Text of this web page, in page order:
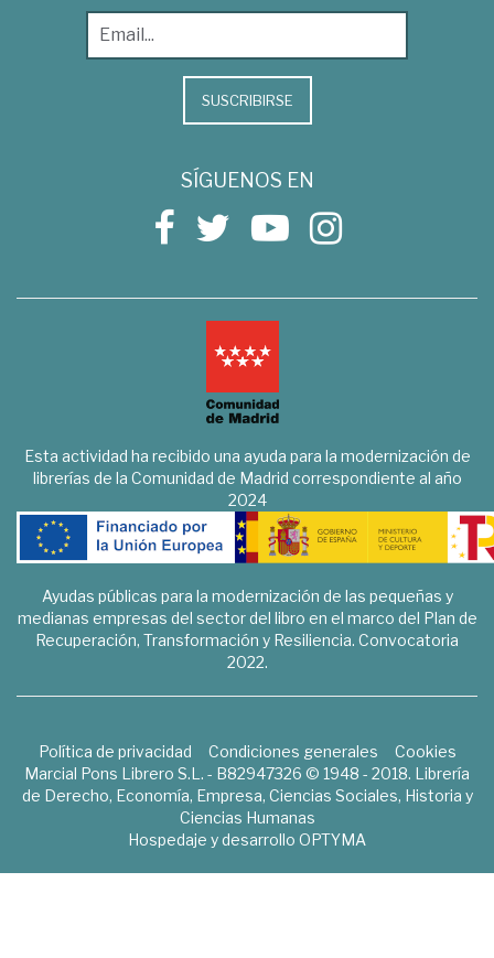
SUSCRIBIRSE
SÍGUENOS EN
Esta actividad ha recibido una ayuda para la modernización de
librerías de la Comunidad de Madrid correspondiente al año
2024
Ayudas públicas para la modernización de las pequeñas y
medianas empresas del sector del libro en el marco del Plan de
Recuperación, Transformación y Resiliencia. Convocatoria
2022.
Política de privacidad Condiciones generales
Cookies
Marcial Pons Librero S.L. - B82947326 © 1948 - 2018. Librería
de Derecho, Economía, Empresa, Ciencias Sociales, Historia y
Ciencias Humanas
Hospedaje y desarrollo OPTYMA